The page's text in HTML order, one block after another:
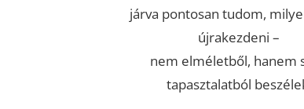
járva pontosan tudom,
újrakezdeni –
nem elméletből, hanem
tapasztalatból